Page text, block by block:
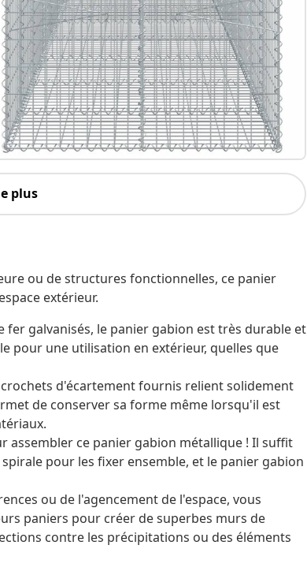
plus
ou de structures fonctionnelles, ce panier
extérieur.
galvanisés, le panier gabion est très durable et
pour une utilisation en extérieur, quelles que
d'écartement fournis relient solidement
de conserver sa forme même lorsqu'il est
assembler ce panier gabion métallique ! Il suffit
pour les fixer ensemble, et le panier gabion
ou de l'agencement de l'espace, vous
paniers pour créer de superbes murs de
contre les précipitations ou des éléments